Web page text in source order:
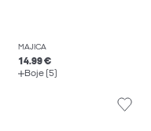
MAJICA
14.99 €
Boje (5)